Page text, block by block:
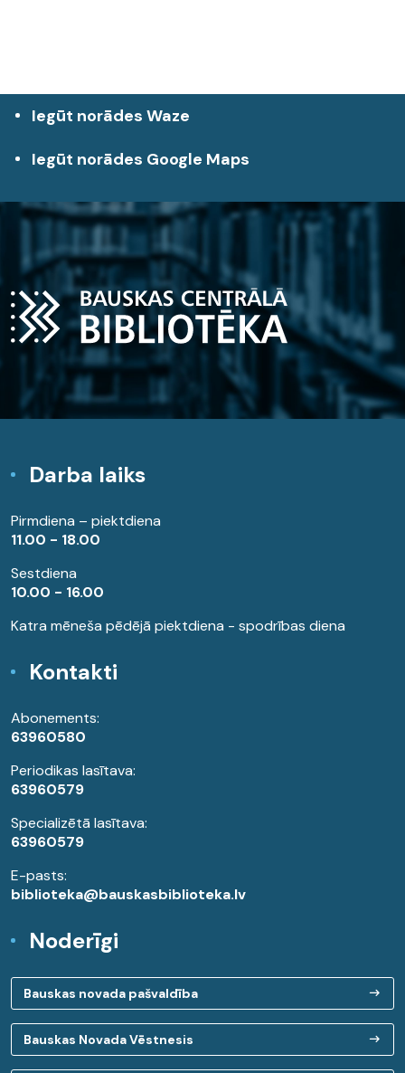
Iegūt norādes Waze
Iegūt norādes Google Maps
Darba laiks
Pirmdiena – piektdiena
11.00 - 18.00
Sestdiena
10.00 - 16.00
Katra mēneša pēdējā piektdiena - spodrības diena
Kontakti
Abonements:
63960580
Periodikas lasītava:
63960579
Specializētā lasītava:
63960579
E-pasts:
biblioteka@bauskasbiblioteka.lv
Noderīgi
Bauskas novada pašvaldība
Bauskas Novada Vēstnesis